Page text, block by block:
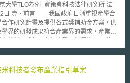
策會科技法律研究所 法
學合
作研究計畫及提供各式獎補助金方案，供
界的研發成果符合產業界的需求，產業界
重要角色，其業務包含協助新創事業的成
本部（The Division of University
科技者發布產業指引草案